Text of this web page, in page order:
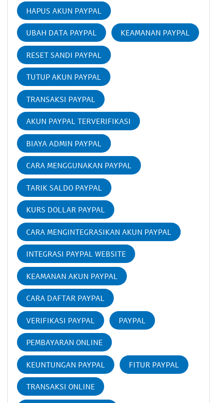
HAPUS AKUN PAYPAL
UBAH DATA PAYPAL KEAMANAN PAYPAL
RESET SANDI PAYPAL
TUTUP AKUN PAYPAL
TRANSAKSI PAYPAL
AKUN PAYPAL TERVERIFIKASI
BIAYA ADMIN PAYPAL
CARA MENGGUNAKAN PAYPAL
TARIK SALDO PAYPAL
KURS DOLLAR PAYPAL
CARA MENGINTEGRASIKAN AKUN PAYPAL
INTEGRASI PAYPAL WEBSITE
KEAMANAN AKUN PAYPAL
CARA DAFTAR PAYPAL
VERIFIKASI PAYPAL PAYPAL
PEMBAYARAN ONLINE
KEUNTUNGAN PAYPAL FITUR PAYPAL
TRANSAKSI ONLINE